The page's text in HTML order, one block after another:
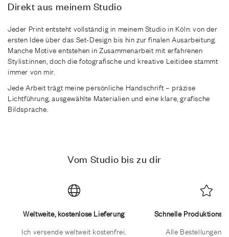
Direkt aus meinem Studio
Jeder Print entsteht vollständig in meinem Studio in Köln: von der
ersten Idee über das Set-Design bis hin zur finalen Ausarbeitung.
Manche Motive entstehen in Zusammenarbeit mit erfahrenen
Stylist:innen, doch die fotografische und kreative Leitidee stammt
immer von mir.
Jede Arbeit trägt meine persönliche Handschrift – präzise
Lichtführung, ausgewählte Materialien und eine klare, grafische
Bildsprache.
Vom Studio bis zu dir
Weltweite, kostenlose Lieferung
Ich versende weltweit kostenfrei.
Schnelle
Alle Bestellungen